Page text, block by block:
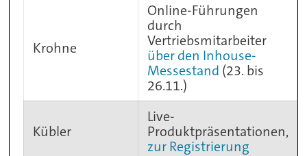
Krohne
Online-Führungen
durch
Vertriebsmitarbeiter
über den Inhouse-
Messestand (23. bis
26.11.)
Kübler
Live-
Produktpräsentationen,
zur Registrierung